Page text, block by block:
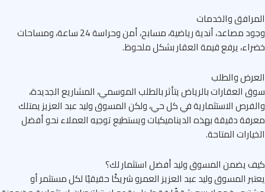
والخدمات
وجود مصاعد، أندية رياضية، مسابح، أمن وحراسة 24 ساعة، ومساحات
يرفع قيمة العقار بشكل ملحوظ.
والطلب
العقارات بالرياض يتأثر بالطلب الموسمي، المشاريع الجديدة،
الاستثمارية في كل حي، ولكن المسوق وليد عبد العزيز يمتلك
دقيقة بهذه الديناميكيات ويستطيع توجيه العملاء نحو أفضل
المتاحة.
يضمن المسوق وليد أفضل استثمار لك؟
المسوق وليد عبد العزيز العمرو شريكًا حقيقيًا لكل مستثمر أو